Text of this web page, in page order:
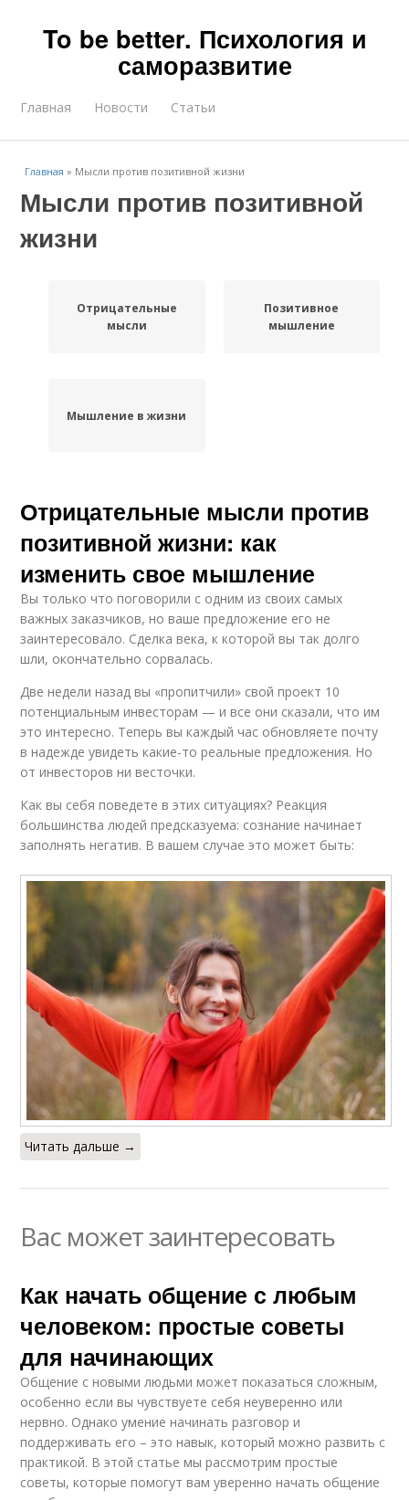
To be better. Психология и
саморазвитие
Главная Новости Статьи
Главная » Мысли против позитивной жизни
Мысли против позитивной
жизни
Отрицательные
мысли
Позитивное
мышление
Мышление в жизни
Отрицательные мысли против
позитивной жизни: как
изменить свое мышление
Вы только что поговорили с одним из своих самых
важных заказчиков, но ваше предложение его не
заинтересовало. Сделка века, к которой вы так долго
шли, окончательно сорвалась.
Две недели назад вы «пропитчили» свой проект 10
потенциальным инвесторам — и все они сказали, что им
это интересно. Теперь вы каждый час обновляете почту
в надежде увидеть какие-то реальные предложения. Но
от инвесторов ни весточки.
Как вы себя поведете в этих ситуациях? Реакция
большинства людей предсказуема: сознание начинает
заполнять негатив. В вашем случае это может быть:
Читать дальше →
Вас может заинтересовать
Как начать общение с любым
человеком: простые советы
для начинающих
Общение с новыми людьми может показаться сложным,
особенно если вы чувствуете себя неуверенно или
нервно. Однако умение начинать разговор и
поддерживать его – это навык, который можно развить с
практикой. В этой статье мы рассмотрим простые
советы, которые помогут вам уверенно начать общение